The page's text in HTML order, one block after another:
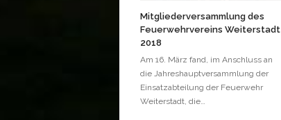
Mitgliederversammlung des
Feuerwehrvereins Weiterstadt
2018
Am 16. März fand, im Anschluss an
die Jahreshauptversammlung der
Einsatzabteilung der Feuerwehr
Weiterstadt, die…